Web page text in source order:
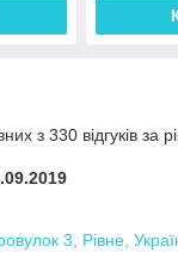
з 330 відгуків за
3, Рівне,